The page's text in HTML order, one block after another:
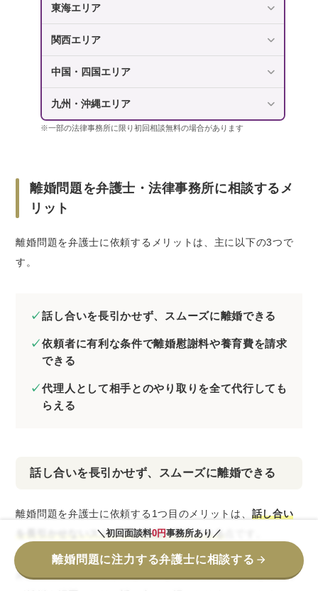
東海エリア
関西エリア
中国・四国エリア
九州・沖縄エリア
※一部の法律事務所に限り初回相談無料の場合があります
離婚問題を弁護士・法律事務所に相談するメ
リット
離婚問題を弁護士に依頼するメリットは、主に以下の3つで
す。
話し合いを長引かせず、スムーズに離婚できる
依頼者に有利な条件で離婚慰謝料や養育費を請求
できる
代理人として相手とのやり取りを全て代行しても
らえる
話し合いを長引かせず、スムーズに離婚できる
離婚問題を弁護士に依頼する1つ目のメリットは、 話し合い
を長引かせないスムーズな離婚が期待できる
弁護士に相談・依頼すれば法的な観点から主張ができ、相手
＼初回面談料0円事務所あり／
離婚問題に注力する弁護士に相談する